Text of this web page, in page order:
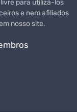
para utilizá-los
e nem afiliados
nosso site.